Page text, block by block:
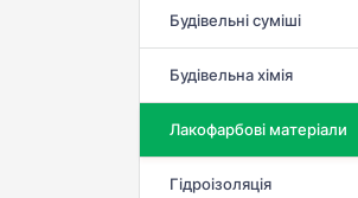
Будівельні суміші
Будівельна хімія
Лакофарбові матеріали
Гідроізоляція